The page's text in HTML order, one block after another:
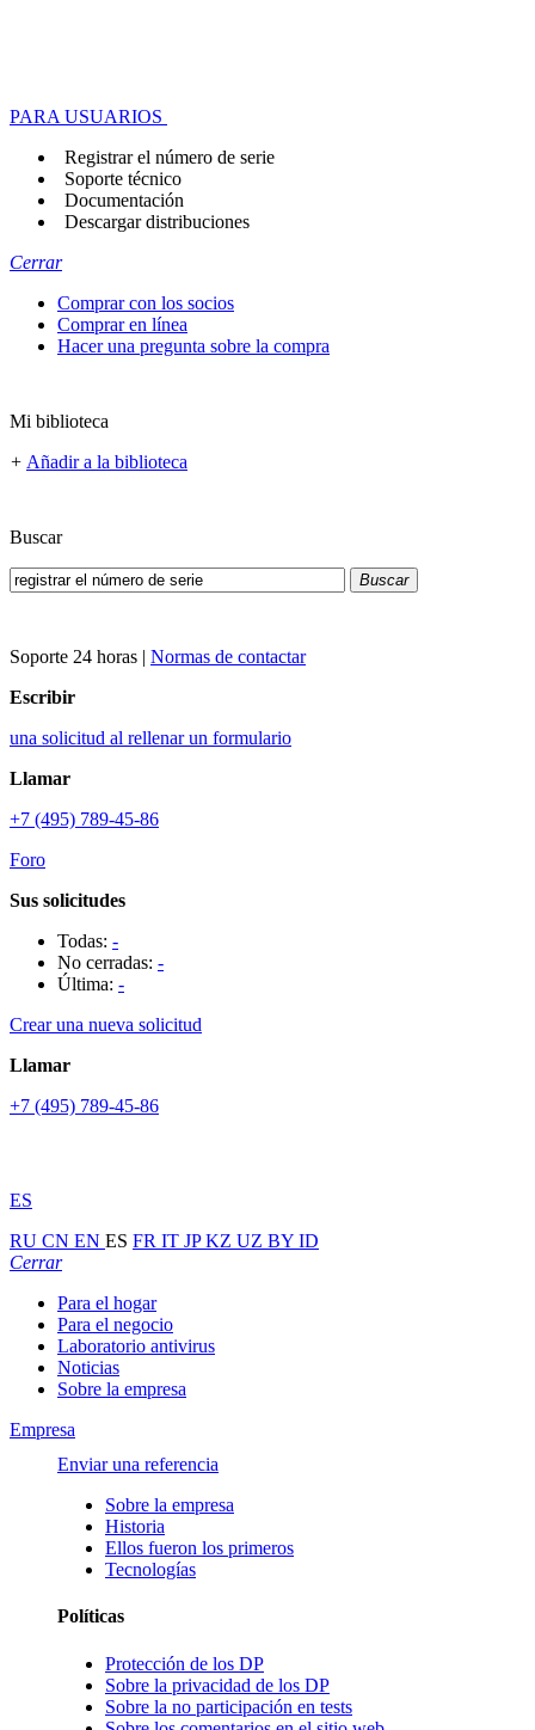
PARA USUARIOS
Registrar el número de serie
Soporte técnico
Documentación
Descargar distribuciones
Cerrar
Comprar con los socios
Comprar en línea
Hacer una pregunta sobre la compra
Mi biblioteca
+ Añadir a la biblioteca
Buscar
Buscar
Soporte 24 horas | Normas de contactar
Escribir
una solicitud al rellenar un formulario
Llamar
+7 (495) 789-45-86
Foro
Sus solicitudes
Todas: -
No cerradas: -
Última: -
Crear una nueva solicitud
Llamar
+7 (495) 789-45-86
ES
RU CN EN ES FR IT JPKZ UZ BY ID
Cerrar
Para el hogar
Para el negocio
Laboratorio antivirus
Noticias
Sobre la empresa
Empresa
Enviar una referencia
Sobre la empresa
Historia
Ellos fueron los primeros
Tecnologías
Políticas
Protección de los DP
Sobre la privacidad de los DP
Sobre la no participación en tests